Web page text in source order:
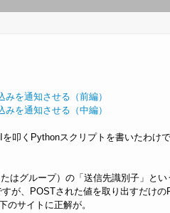
を通知させる（前編）
を通知させる（中編）
叩くPythonスクリプトを書いたわけ
はグループ）の「送信先識別子」と
が、POSTされた値を取り出すだけ
のサイトに正解が。